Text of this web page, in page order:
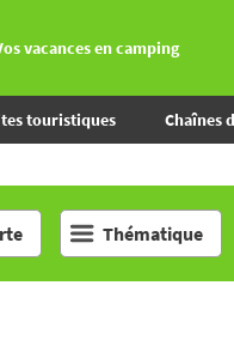
vacances en camping
touristiques Chaînes
Thématique